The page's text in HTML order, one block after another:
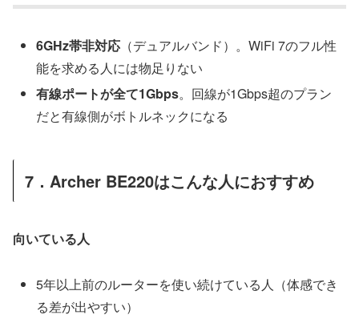
6GHz帯非対応 （デュアルバンド）。WiFi 7のフル性
能を求める人には物足りない
有線ポートが全て1Gbps。回線が1Gbps超のプラン
だと有線側がボトルネックになる
7．Archer BE220はこんな人におすすめ
向いている人
5年以上前のルーターを使い続けている人（体感でき
る差が出やすい）